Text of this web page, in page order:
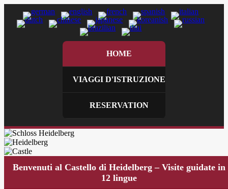
HOME
VIAGGI D'ISTRUZIONE
RESERVATION
Benvenuti al Castello di Heidelberg – Visite guidate in
12 lingue